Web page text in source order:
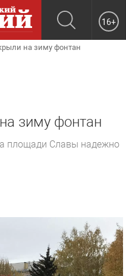
16+
на зиму фонтан
зиму фонтан
площади Славы надежно